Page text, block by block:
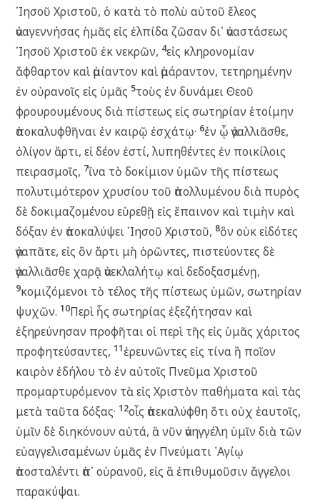
᾿Ιησοῦ Χριστοῦ, ὁ κατὰ τὸ πολὺ αὐτοῦ ἔλεος
ἀναγεννήσας ἡμᾶς εἰς ἐλπίδα ζῶσαν δι᾽ ἀναστάσεως
᾿Ιησοῦ Χριστοῦ ἐκ νεκρῶν, 4εἰς κληρονομίαν
ἄφθαρτον καὶ ἀμίαντον καὶ ἀμάραντον, τετηρημένην
ἐν οὐρανοῖς εἰς ὑμᾶς 5τοὺς ἐν δυνάμει Θεοῦ
φρουρουμένους διὰ πίστεως εἰς σωτηρίαν ἑτοίμην
ἀποκαλυφθῆναι ἐν καιρῷ ἐσχάτῳ· 6ἐν ᾧ ἀγαλλιᾶσθε,
ὀλίγον ἄρτι, εἰ δέον ἐστί, λυπηθέντες ἐν ποικίλοις
πειρασμοῖς, 7ἵνα τὸ δοκίμιον ὑμῶν τῆς πίστεως
πολυτιμότερον χρυσίου τοῦ ἀπολλυμένου διὰ πυρὸς
δὲ δοκιμαζομένου εὑρεθῇ εἰς ἔπαινον καὶ τιμὴν καὶ
δόξαν ἐν ἀποκαλύψει ᾿Ιησοῦ Χριστοῦ, 8ὃν οὐκ εἰδότες
ἀγαπᾶτε, εἰς ὃν ἄρτι μὴ ὁρῶντες, πιστεύοντες δὲ
ἀγαλλιᾶσθε χαρᾷ ἀνεκλαλήτῳ καὶ δεδοξασμένῃ,
9κομιζόμενοι τὸ τέλος τῆς πίστεως ὑμῶν, σωτηρίαν
ψυχῶν. 10Περὶ ἧς σωτηρίας ἐξεζήτησαν καὶ
ἐξηρεύνησαν προφῆται οἱ περὶ τῆς εἰς ὑμᾶς χάριτος
προφητεύσαντες, 11ἐρευνῶντες εἰς τίνα ἢ ποῖον
καιρὸν ἐδήλου τὸ ἐν αὐτοῖς Πνεῦμα Χριστοῦ
προμαρτυρόμενον τὰ εἰς Χριστὸν παθήματα καὶ τὰς
μετὰ ταῦτα δόξας· 12οἷς ἀπεκαλύφθη ὅτι οὐχ ἑαυτοῖς,
ὑμῖν δὲ διηκόνουν αὐτά, ἃ νῦν ἀνηγγέλη ὑμῖν διὰ τῶν
εὐαγγελισαμένων ὑμᾶς ἐν Πνεύματι ῾Αγίῳ
ἀποσταλέντι ἀπ᾽ οὐρανοῦ, εἰς ἃ ἐπιθυμοῦσιν ἄγγελοι
παρακύψαι.